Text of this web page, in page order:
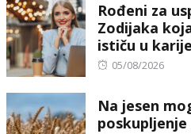
Rođeni za
Zodijaka
ističu u
Posted
05/08/2026
Na jesen